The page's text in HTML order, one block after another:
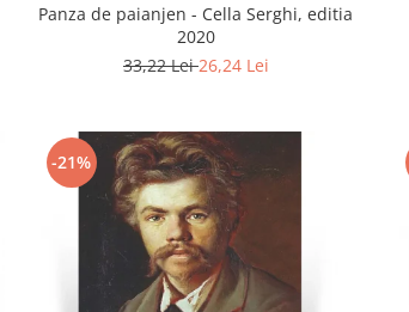
Panza de paianjen - Cella Serghi, editia
2020
33,22 Lei26,24 Lei
-21%